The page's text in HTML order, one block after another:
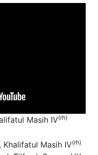
Masih IV(rh)
Masih IV(rh)